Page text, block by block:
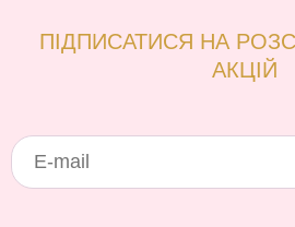
ПІДПИСАТИСЯ НА
АКЦІЙ